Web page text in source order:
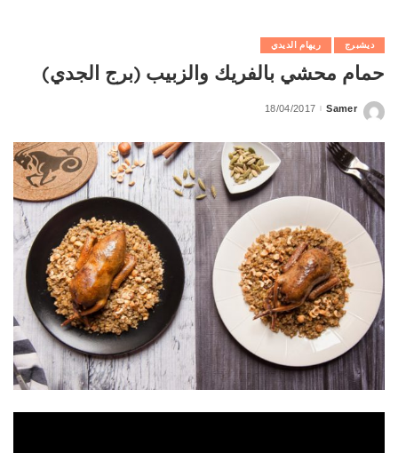
ديشبرج ريهام الديدي
حمام محشي بالفريك والزبيب (برج الجدي)
Posted
Samer
18/04/2017